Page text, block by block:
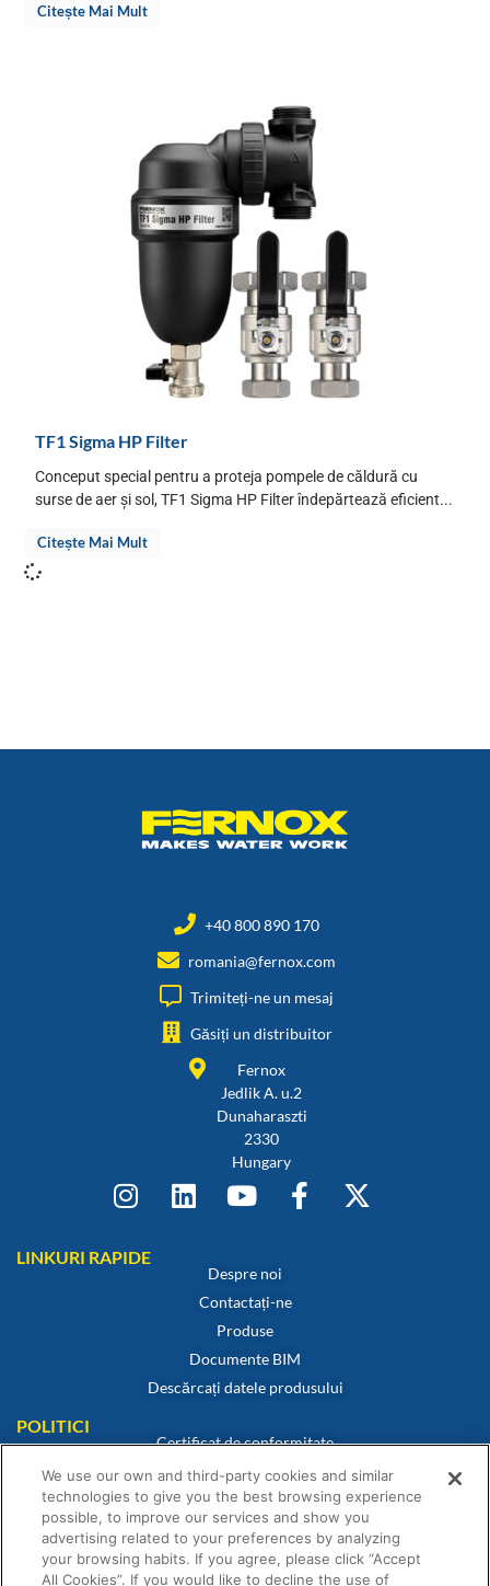
Citește Mai Mult
TF1 Sigma HP Filter
Conceput special pentru a proteja pompele de căldură cu
surse de aer și sol, TF1 Sigma HP Filter îndepărtează eficient...
Citește Mai Mult
+40 800 890 170
romania@fernox.com
Trimiteți-ne un mesaj
Găsiți un distribuitor
Fernox
Jedlik A. u.2
Dunaharaszti
2330
Hungary
LINKURI RAPIDE
Despre noi
Contactați-ne
Produse
Documente BIM
Descărcați datele produsului
POLITICI
Certificat de conformitate
Politica privind cookie-urile
Declinarea responsabilității
Politica de confidențialitate
Termeni și condiții de vânzare
We use our own and third-party cookies and similar
technologies to give you the best browsing experience
possible, to improve our services and show you
advertising related to your preferences by analyzing
your browsing habits. If you agree, please click “Accept
All Cookies”. If you would like to decline the use of